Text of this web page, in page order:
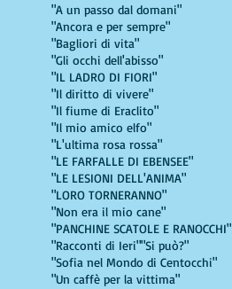
"A un passo dal domani"
"Ancora e per sempre"
"Bagliori di vita"
"Gli occhi dell'abisso"
"IL LADRO DI FIORI"
"Il diritto di vivere"
"Il fiume di Eraclito"
"Il mio amico elfo"
"L'ultima rosa rossa"
"LE FARFALLE DI EBENSEE"
"LE LESIONI DELL'ANIMA"
"LORO TORNERANNO"
"Non era il mio cane"
"PANCHINE SCATOLE E RANOCCHI"
"Racconti di Ieri""Si può?"
"Sofia nel Mondo di Centocchi"
"Un caffè per la vittima"